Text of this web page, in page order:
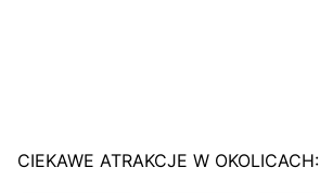
CIEKAWE ATRAKCJE W OKOLICACH: